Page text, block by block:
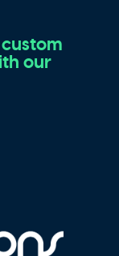
our